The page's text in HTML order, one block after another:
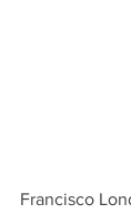
Francisco